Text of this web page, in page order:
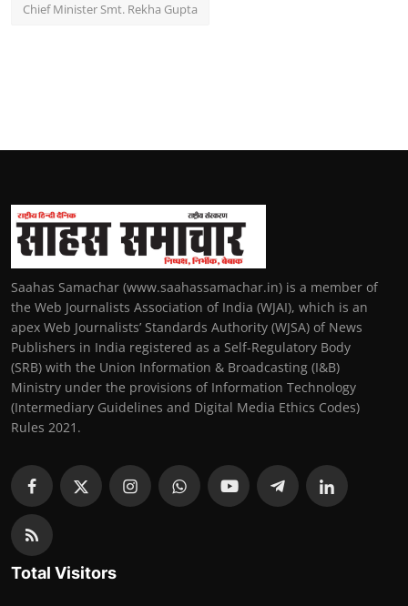
Chief Minister Smt. Rekha Gupta
Saahas Samachar (www.saahassamachar.in) is a member of
the Web Journalists Association of India (WJAI), which is an
apex Web Journalists’ Standards Authority (WJSA) of News
Publishers in India registered as a Self-Regulatory Body
(SRB) with the Union Information & Broadcasting (I&B)
Ministry under the provisions of Information Technology
(Intermediary Guidelines and Digital Media Ethics Codes)
Rules 2021.
Total Visitors